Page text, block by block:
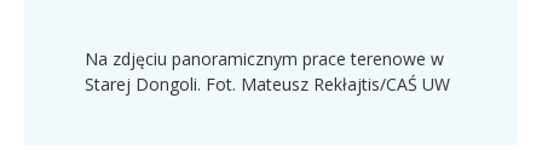
Na zdjęciu panoramicznym prace terenowe w
Starej Dongoli. Fot. Mateusz Rekłajtis/CAŚ UW